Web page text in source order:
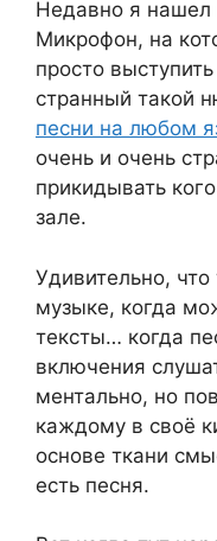
Недавно я
Микрофон, на
просто
странный такой
песни на любом
очень и очень
прикидывать
зале.
Удивительно,
музыке, когда
тексты… когда
включения
ментально, но
каждому в своё
основе ткани
есть песня.